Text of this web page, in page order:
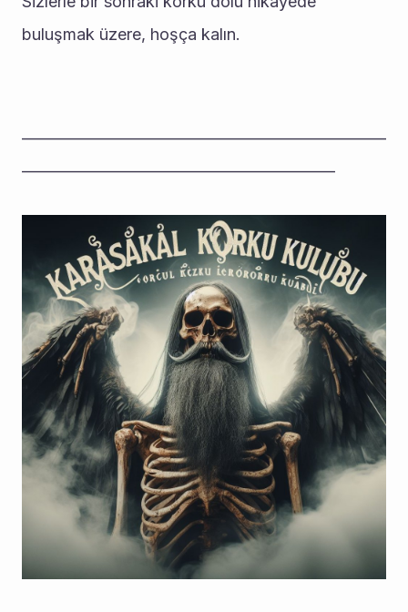
buluşmak üzere, hoşça kalın.
__________________________________________________
___________________________________________